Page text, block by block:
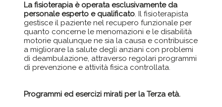
La fisioterapia è operata esclusivamente da
personale esperto e qualificato. Il fisioterapista
gestisce il paziente nel recupero funzionale per
quanto concerne le menomazioni e le disabilità
motorie qualunque ne sia la causa e contribuisce
a migliorare la salute degli anziani con problemi
di deambulazione, attraverso regolari programmi
di prevenzione e attività fisica controllata.
Programmi ed esercizi mirati per la Terza età.